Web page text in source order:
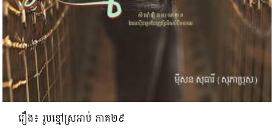
រឿង៖ រូបខ្មៅស្រអាប់ ភាគ២៩